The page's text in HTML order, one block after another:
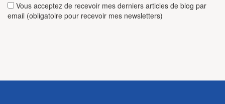
Vous acceptez de recevoir mes derniers articles de blog par
email (obligatoire pour recevoir mes newsletters)